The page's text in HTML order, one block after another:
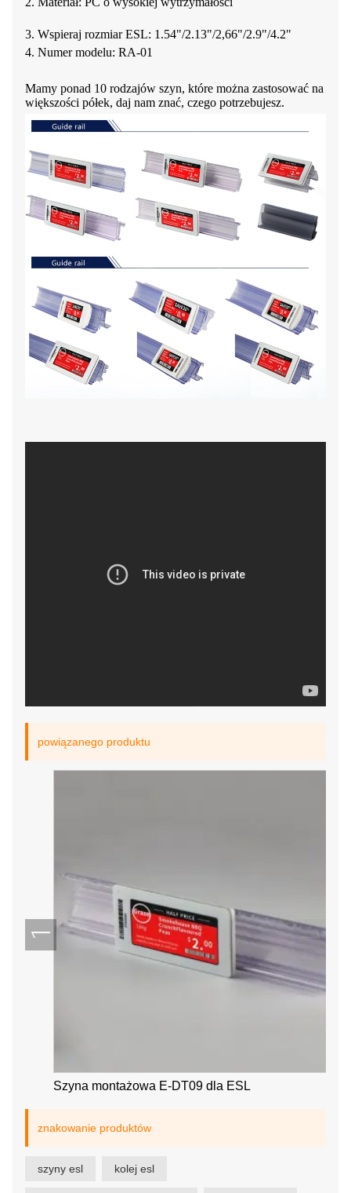
3. Wspieraj rozmiar ESL: 1.54"/2.13"/2,66"/2.9"/4.2"
4. Numer modelu: RA-01
Mamy ponad 10 rodzajów szyn, które można zastosować na
większości półek, daj nam znać, czego potrzebujesz.
powiązanego produktu
Szyna montażowa E-DT09 dla ESL
znakowanie produktów
szyny esl kolej esl